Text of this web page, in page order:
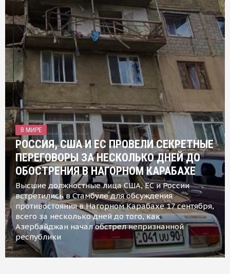
В МИРЕ
РОССИЯ, США И ЕС ПРОВЕЛИ СЕКРЕТНЫЕ
ПЕРЕГОВОРЫ ЗА НЕСКОЛЬКО ДНЕЙ ДО
ОБОСТРЕНИЯ В НАГОРНОМ КАРАБАХЕ
Высшие должностные лица США, ЕС и России
встретились в Стамбуле для обсуждения
противостояния в Нагорном Карабахе 17 сентября,
всего за несколько дней до того, как
Азербайджан начал обстрел непризнанной
республики